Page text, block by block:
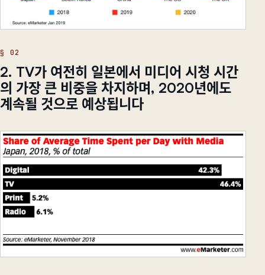
2. TV가 여전히 일본에서 미디어 시청 시간
의 가장 큰 비중을 차지하며, 2020년에도
계속될 것으로 예상됩니다